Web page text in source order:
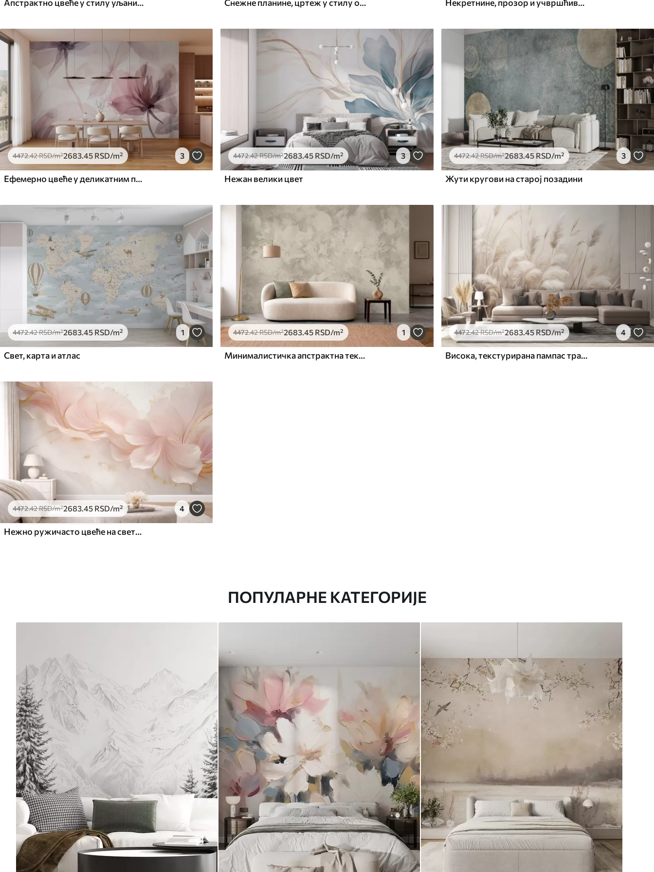
Апстрактно цвеће у стилу уљаних слика у меким тоновима Снежне планине, цртеж у стилу оловке, минимализам, шума, природа Некретнине, прозор и учвршћивање
4472.42RSD/m²2683.45 RSD/m² 3
Ефемерно цвеће у деликатним пастелним бојама
4472.42RSD/m²2683.45 RSD/m² 3
Нежан велики цвет
4472.42RSD/m²2683.45 RSD/m² 3
Жути кругови на старој позадини
4472.42RSD/m²2683 .45 RSD/m² 1
Свет, карта и атлас
4472.42RSD/m²2683 .45 RSD/m² 1
Минималистичка апстрактна текстура четкице у беж тоновима
4472.42RSD/m²2683.45 RSD/m² 4
Висока, текстурирана пампас трава у меким, топлим, неутралним тоновима, са замућеном, светлом позадином
4472.42RSD/m²2683.45 RSD/m² 4
Нежно ружичасто цвеће на светлој позадини
ПОПУЛАРНЕ КАТЕГОРИЈЕ